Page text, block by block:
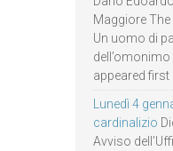
Maggiore The
Un uomo di
appeared first
Lunedì 4
cardinalizio
Avviso